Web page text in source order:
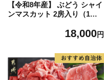
【令和8年産】 ぶどう シャイ
ンマスカット 2房入り（1房6
産【山形eLab】 ka074-023-r
18,000円